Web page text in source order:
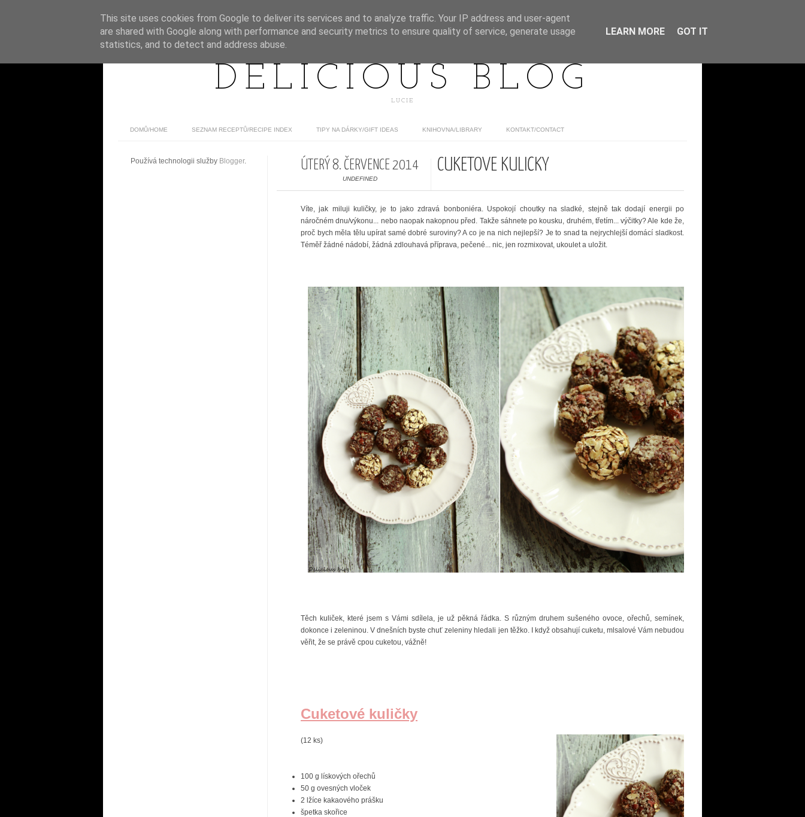
DELICIOUS BLOG
LUCIE
DOMŮ/HOME SEZNAM RECEPTŮ/RECIPE INDEX TIPY NA DÁRKY/GIFT IDEAS KNIHOVNA/LIBRARY KONTAKT/CONTACT
ÚTERÝ 8. ČERVENCE 2014
UNDEFINED
CUKETOVÉ KULIČKY
Víte, jak miluji kuličky, je to jako zdravá bonboniéra. Uspokojí choutky na sladké, stejně tak dodají energii po
náročném dnu/výkonu... nebo naopak nakopnou před. Takže sáhnete po kousku, druhém, třetím... výčitky? Ale kde že,
proč bych měla tělu upírat samé dobré suroviny? A co je na nich nejlepší? Je to snad ta nejrychlejší domácí sladkost.
Téměř žádné nádobí, žádná zdlouhavá příprava, pečené... nic, jen rozmixovat, ukoulet a uložit.
Těch kuliček, které jsem s Vámi sdílela, je už pěkná řádka. S různým druhem sušeného ovoce, ořechů, semínek,
dokonce i zeleninou. V dnešních byste chuť zeleniny hledali jen těžko. I když obsahují cuketu, mlsalové Vám nebudou
věřit, že se právě cpou cuketou, vážně!
Cuketové kuličky
(12 ks)
100 g lískových ořechů
50 g ovesných vloček
2 lžíce kakaového prášku
špetka skořice
Používá technologii služby Blogger.
This site uses cookies from Google to deliver its services and to analyze traffic. Your IP address and user-agent
are shared with Google along with performance and security metrics to ensure quality of service, generate usage
statistics, and to detect and address abuse.
LEARN MORE GOT IT